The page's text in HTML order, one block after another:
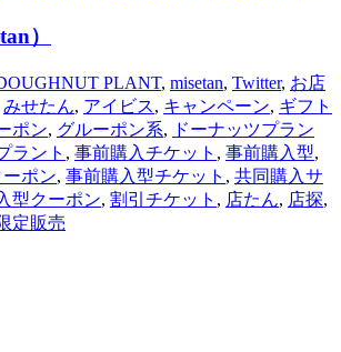
）
PLANT, misetan, Twitter, お店
みせたん, アイビス, キャンペーン, ギフト
ポン, グルーポン系, ドーナッツプラン
ラント , 事前購入チケット , 事前購入型,
ポン, 事前購入型チケット , 共同購入サ
型クーポン, 割引チケット , 店たん, 店探,
定販売